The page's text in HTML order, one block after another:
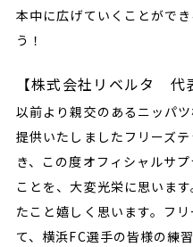
本中に広げていくことがで
う！
【株式会社リベルタ
以前より親交のあるニッパ
提供いたしましたフリーズ
き、この度オフィシャルサ
ことを、大変光栄に思いま
たこと嬉しく思います。フ
て、横浜FC選手の皆様の練